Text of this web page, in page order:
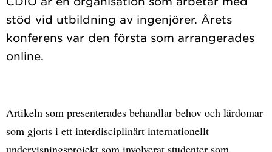
stöd vid utbildning av ingenjörer. Årets
konferens var den första som arrangerades
Artikeln som presenterades behandlar behov och lärdomar
som gjorts i ett interdisciplinärt internationellt
undervisningsprojekt som involverat studenter som